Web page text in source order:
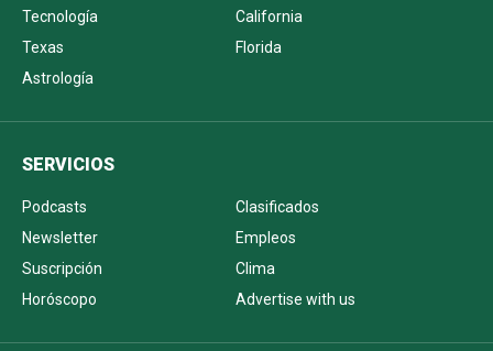
Tecnología
California
Texas
Florida
Astrología
SERVICIOS
Podcasts
Clasificados
Newsletter
Empleos
Suscripción
Clima
Horóscopo
Advertise with us